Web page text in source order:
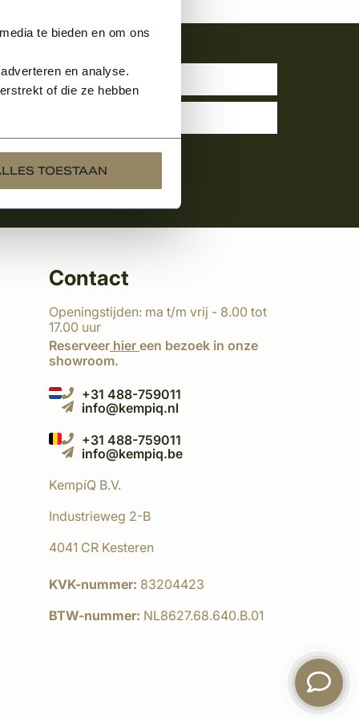
te bieden en om ons
en analyse.
of die ze hebben
TOESTAAN
Contact
Openingstijden: ma t/m vrij - 8.00 tot
17.00 uur
Reserveer hier een bezoek in onze
showroom.
+31 488-759011
info@kempiq.nl
+31 488-759011
info@kempiq.be
KempíQ B.V.
Industrieweg 2-B
4041 CR Kesteren
KVK-nummer: 83204423
BTW-nummer: NL8627.68.640.B.01